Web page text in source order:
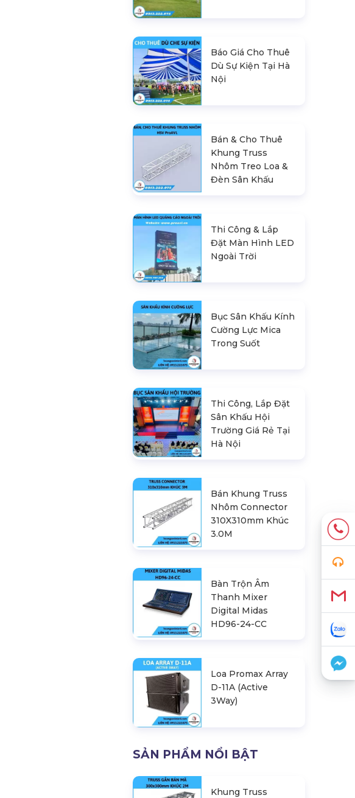
Báo Giá Cho Thuê
Dù Sự Kiện Tại Hà
Nội
Bán & Cho Thuê
Khung Truss
Nhôm Treo Loa &
Đèn Sân Khấu
Thi Công & Lắp
Đặt Màn Hình LED
Ngoài Trời
Bục Sân Khấu Kính
Cường Lực Mica
Trong Suốt
Thi Công, Lắp Đặt
Sân Khấu Hội
Trường Giá Rẻ Tại
Hà Nội
Bán Khung Truss
Nhôm Connector
310X310mm Khúc
3.0M
Bàn Trộn Âm
Thanh Mixer
Digital Midas
HD96-24-CC
Loa Promax Array
D-11A (Active
3Way)
SẢN PHẨM NỔI BẬT
Khung Truss